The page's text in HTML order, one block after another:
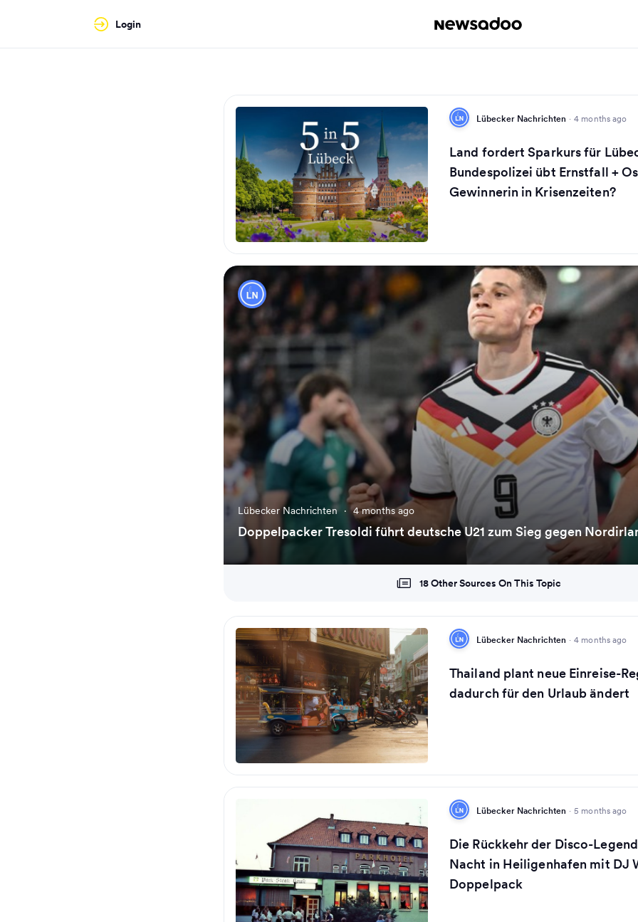
Login
Lübecker Nachrichten · 4 months ago
Land fordert Sparkurs für
Bundespolizei übt Ernstfall +
Gewinnerin in Krisenzeiten?
Lübecker Nachrichten · 4 months ago
Doppelpacker Tresoldi führt deutsche U21 zum Sieg gegen
18 Other Sources On This Topic
Lübecker Nachrichten · 4 months ago
Thailand plant neue Einreise-
dadurch für den Urlaub ändert
Lübecker Nachrichten · 5 months ago
Die Rückkehr der Disco-
Nacht in Heiligenhafen mit DJ
Doppelpack